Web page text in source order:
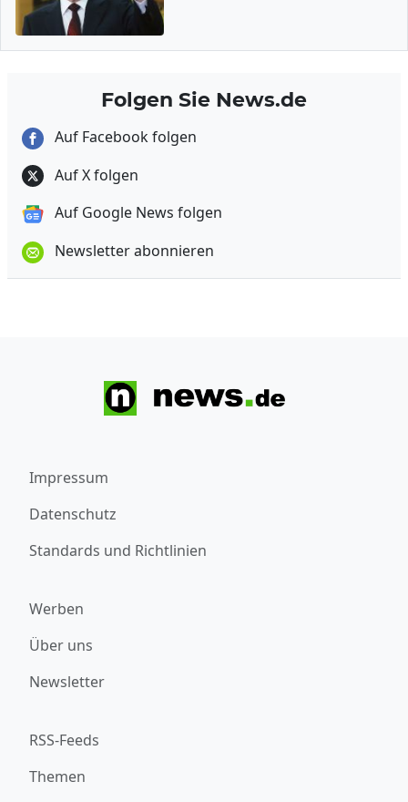
Folgen Sie News.de
Auf Facebook folgen
Auf X folgen
Auf Google News folgen
Newsletter abonnieren
Impressum
Datenschutz
Standards und Richtlinien
Werben
Über uns
Newsletter
RSS-Feeds
Themen